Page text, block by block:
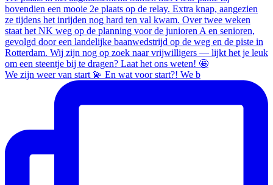
We zijn weer van start 💫 En wat voor start?! We b